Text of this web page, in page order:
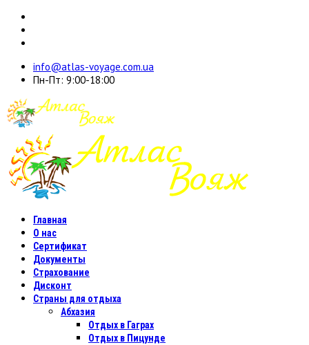
info@atlas-voyage.com.ua
Пн-Пт: 9:00-18:00
Главная
О нас
Сертификат
Документы
Страхование
Дисконт
Страны для отдыха
Абхазия
Отдых в Гаграх
Отдых в Пицунде